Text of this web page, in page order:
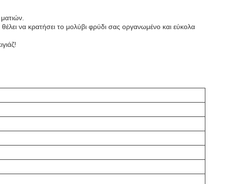
να κρατήσει το μολύβι φρύδι σας οργανωμένο και εύκολα